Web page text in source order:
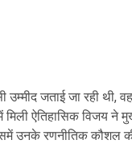
जताई जा रही थी,
ऐतिहासिक विजय
उनके रणनीतिक कौशल